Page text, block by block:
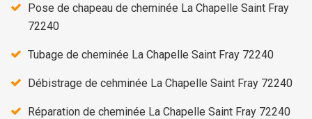
Pose de chapeau de cheminée La Chapelle Saint Fray
72240
Tubage de cheminée La Chapelle Saint Fray 72240
Débistrage de cehminée La Chapelle Saint Fray 72240
Réparation de cheminée La Chapelle Saint Fray 72240